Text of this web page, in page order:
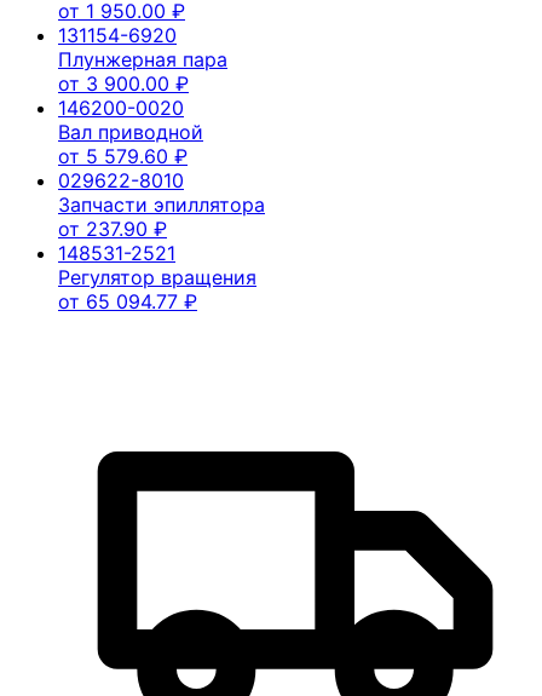
от 1 950.00 ₽
131154-6920
Плунжерная пара
от 3 900.00 ₽
146200-0020
Вал приводной
от 5 579.60 ₽
029622-8010
Запчасти эпиллятора
от 237.90 ₽
148531-2521
Регулятор вращения
от 65 094.77 ₽